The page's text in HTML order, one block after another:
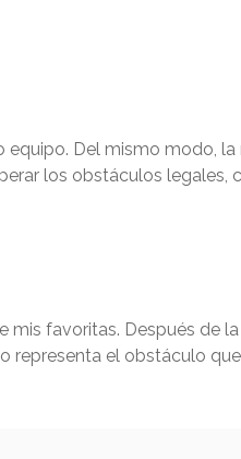
Del mismo modo,
los obstáculos legales,
mis favoritas. Después
representa el obstáculo